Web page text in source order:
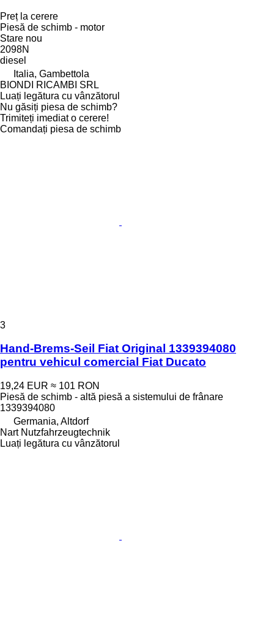
Preț la cerere
Piesă de schimb - motor
Stare nou
2098N
diesel
Italia, Gambettola
BIONDI RICAMBI SRL
Luați legătura cu vânzătorul
Nu găsiți piesa de schimb?
Trimiteți imediat o cerere!
Comandați piesa de schimb
3
Hand-Brems-Seil Fiat Original 1339394080
pentru vehicul comercial Fiat Ducato
19,24 EUR ≈ 101 RON
Piesă de schimb - altă piesă a sistemului de frânare
1339394080
Germania, Altdorf
Nart Nutzfahrzeugtechnik
Luați legătura cu vânzătorul